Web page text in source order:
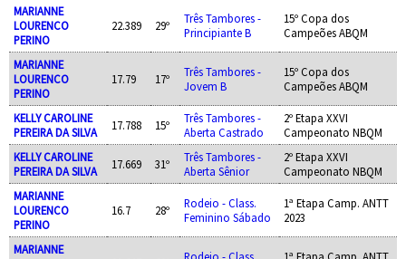
MARIANNE
LOURENCO
PERINO
22.389 29º
Três Tambores -
Principiante B
15º Copa dos
Campeões ABQM
MARIANNE
LOURENCO
PERINO
17.79 17º
Três Tambores -
Jovem B
15º Copa dos
Campeões ABQM
KELLY CAROLINE
PEREIRA DA SILVA
17.788 15º
Três Tambores -
Aberta Castrado
2º Etapa XXVI
Campeonato NBQM
KELLY CAROLINE
PEREIRA DA SILVA
17.669 31º
Três Tambores -
Aberta Sênior
2º Etapa XXVI
Campeonato NBQM
MARIANNE
LOURENCO
PERINO
16.7 28º
Rodeio - Class.
Feminino Sábado
1ª Etapa Camp. ANTT
2023
MARIANNE
Rodeio - Class.
1ª Etapa Camp. ANTT